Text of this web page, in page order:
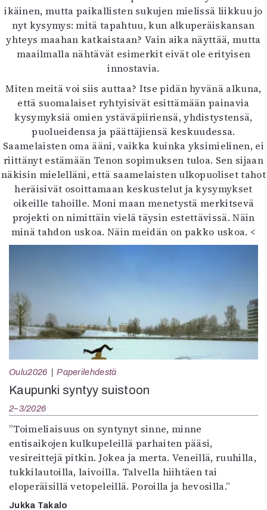
ikäinen, mutta paikallisten sukujen mielissä liikkuu jo
nyt kysymys: mitä tapahtuu, kun alkuperäiskansan
yhteys maahan katkaistaan? Vain aika näyttää, mutta
maailmalla nähtävät esimerkit eivät ole erityisen
innostavia.
Miten meitä voi siis auttaa? Itse pidän hyvänä alkuna,
että suomalaiset ryhtyisivät esittämään painavia
kysymyksiä omien ystäväpiiriensä, yhdistystensä,
puolueidensa ja päättäjiensä keskuudessa.
Saamelaisten oma ääni, vaikka kuinka yksimielinen, ei
riittänyt estämään Tenon sopimuksen tuloa. Sen sijaan
näkisin mielelläni, että saamelaisten ulkopuoliset tahot
heräisivät osoittamaan keskustelut ja kysymykset
oikeille tahoille. Moni maan menetystä merkitsevä
projekti on nimittäin vielä täysin estettävissä. Näin
minä tahdon uskoa. Näin meidän on pakko uskoa. <
Oulu2026 Paperilehdestä
Kaupunki syntyy suistoon
2–3/2026
”Toimeliaisuus on syntynyt sinne, minne
entisaikojen kulkupeleillä parhaiten pääsi,
vesireittejä pitkin. Jokea ja merta. Veneillä, ruuhilla,
tukkilautoilla, laivoilla. Talvella hiihtäen tai
eloperäisillä vetopeleillä. Poroilla ja hevosilla.”
Jukka Takalo